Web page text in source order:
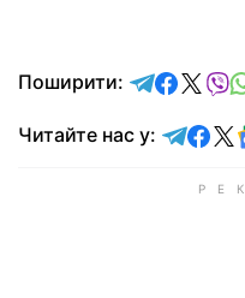
Поширити:
Читайте нас у: